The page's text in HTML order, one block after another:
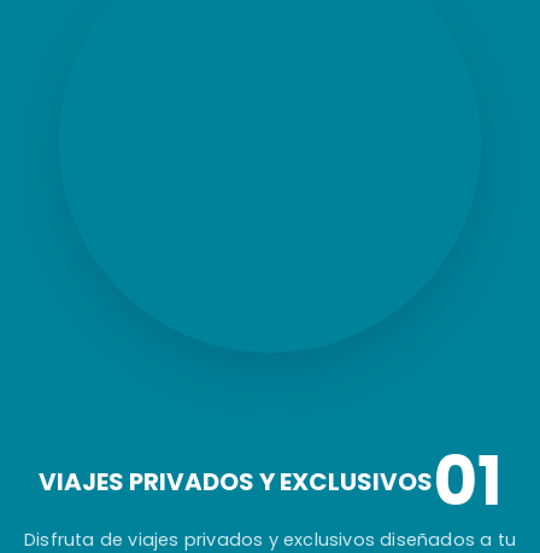
VIAJES PRIVADOS Y EXCLUSIVOS01
Disfruta de viajes privados y exclusivos diseñados a tu